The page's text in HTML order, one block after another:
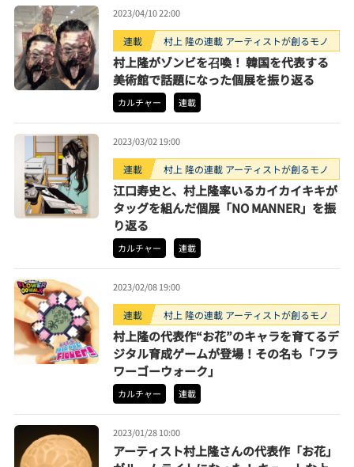
2023/04/10 22:00
連載 村上 隆の連載 アーティストが創るモノ
村上隆がゾンビを召喚！ 韓国を代表する
美術館で話題になった個展を振り返る
カルチャー 連載
2023/03/02 19:00
連載 村上 隆の連載 アーティストが創るモノ
江口寿史と、村上隆率いるカイカイキキが
タッグを組んだ個展「NO MANNER」を振
り返る
カルチャー 連載
2023/02/08 19:00
連載 村上 隆の連載 アーティストが創るモノ
村上隆の代表作“お花”のキャラを育てるデ
ジタル育成ゲームが登場！その名も「フラ
ワーゴーウォーク」
カルチャー 連載
2023/01/28 10:00
アーティスト村上隆さんの代表作「お花」